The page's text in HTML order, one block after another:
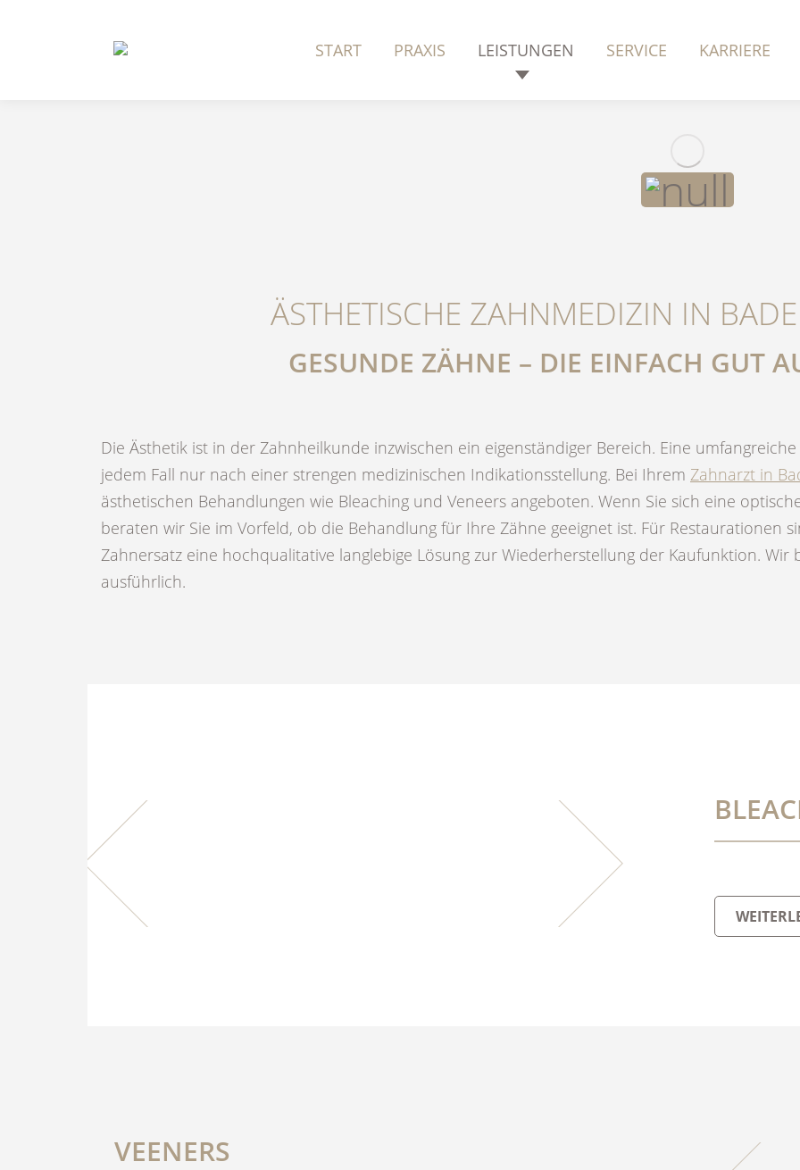
START PRAXIS LEISTUNGEN SERVICE KARRIERE
ÄSTHETISCHE ZAHNMEDIZIN IN
GESUNDE ZÄHNE – DIE EINFACH GUT
Die Ästhetik ist in der Zahnheilkunde inzwischen ein eigenständiger Bereich. Eine
jedem Fall nur nach einer strengen medizinischen Indikationsstellung. Bei Ihrem Zahnarzt in
ästhetischen Behandlungen wie Bleaching und Veneers angeboten. Wenn Sie sich eine
beraten wir Sie im Vorfeld, ob die Behandlung für Ihre Zähne geeignet ist. Für Restaurationen
Zahnersatz eine hochqualitative langlebige Lösung zur Wiederherstellung der Kaufunktion. Wir
ausführlich.
VEENERS